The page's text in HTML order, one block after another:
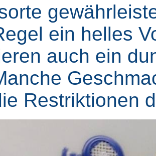
ein helles
auch ein
Restriktionen